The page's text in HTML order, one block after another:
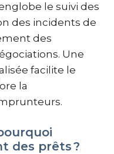
le suivi des
des incidents de
des
Une
facilite le
la
des prêts ?